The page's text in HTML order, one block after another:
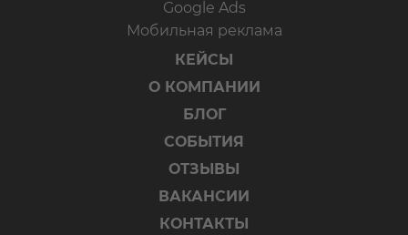
Google Ads
Мобильная реклама
КЕЙСЫ
О КОМПАНИИ
БЛОГ
СОБЫТИЯ
ОТЗЫВЫ
ВАКАНСИИ
КОНТАКТЫ